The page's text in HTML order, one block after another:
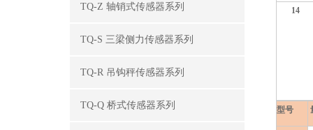
TQ-Z 轴销式传感器系列
TQ-S 三梁侧力传感器系列
TQ-R 吊钩秤传感器系列
TQ-Q 桥式传感器系列
14
型号